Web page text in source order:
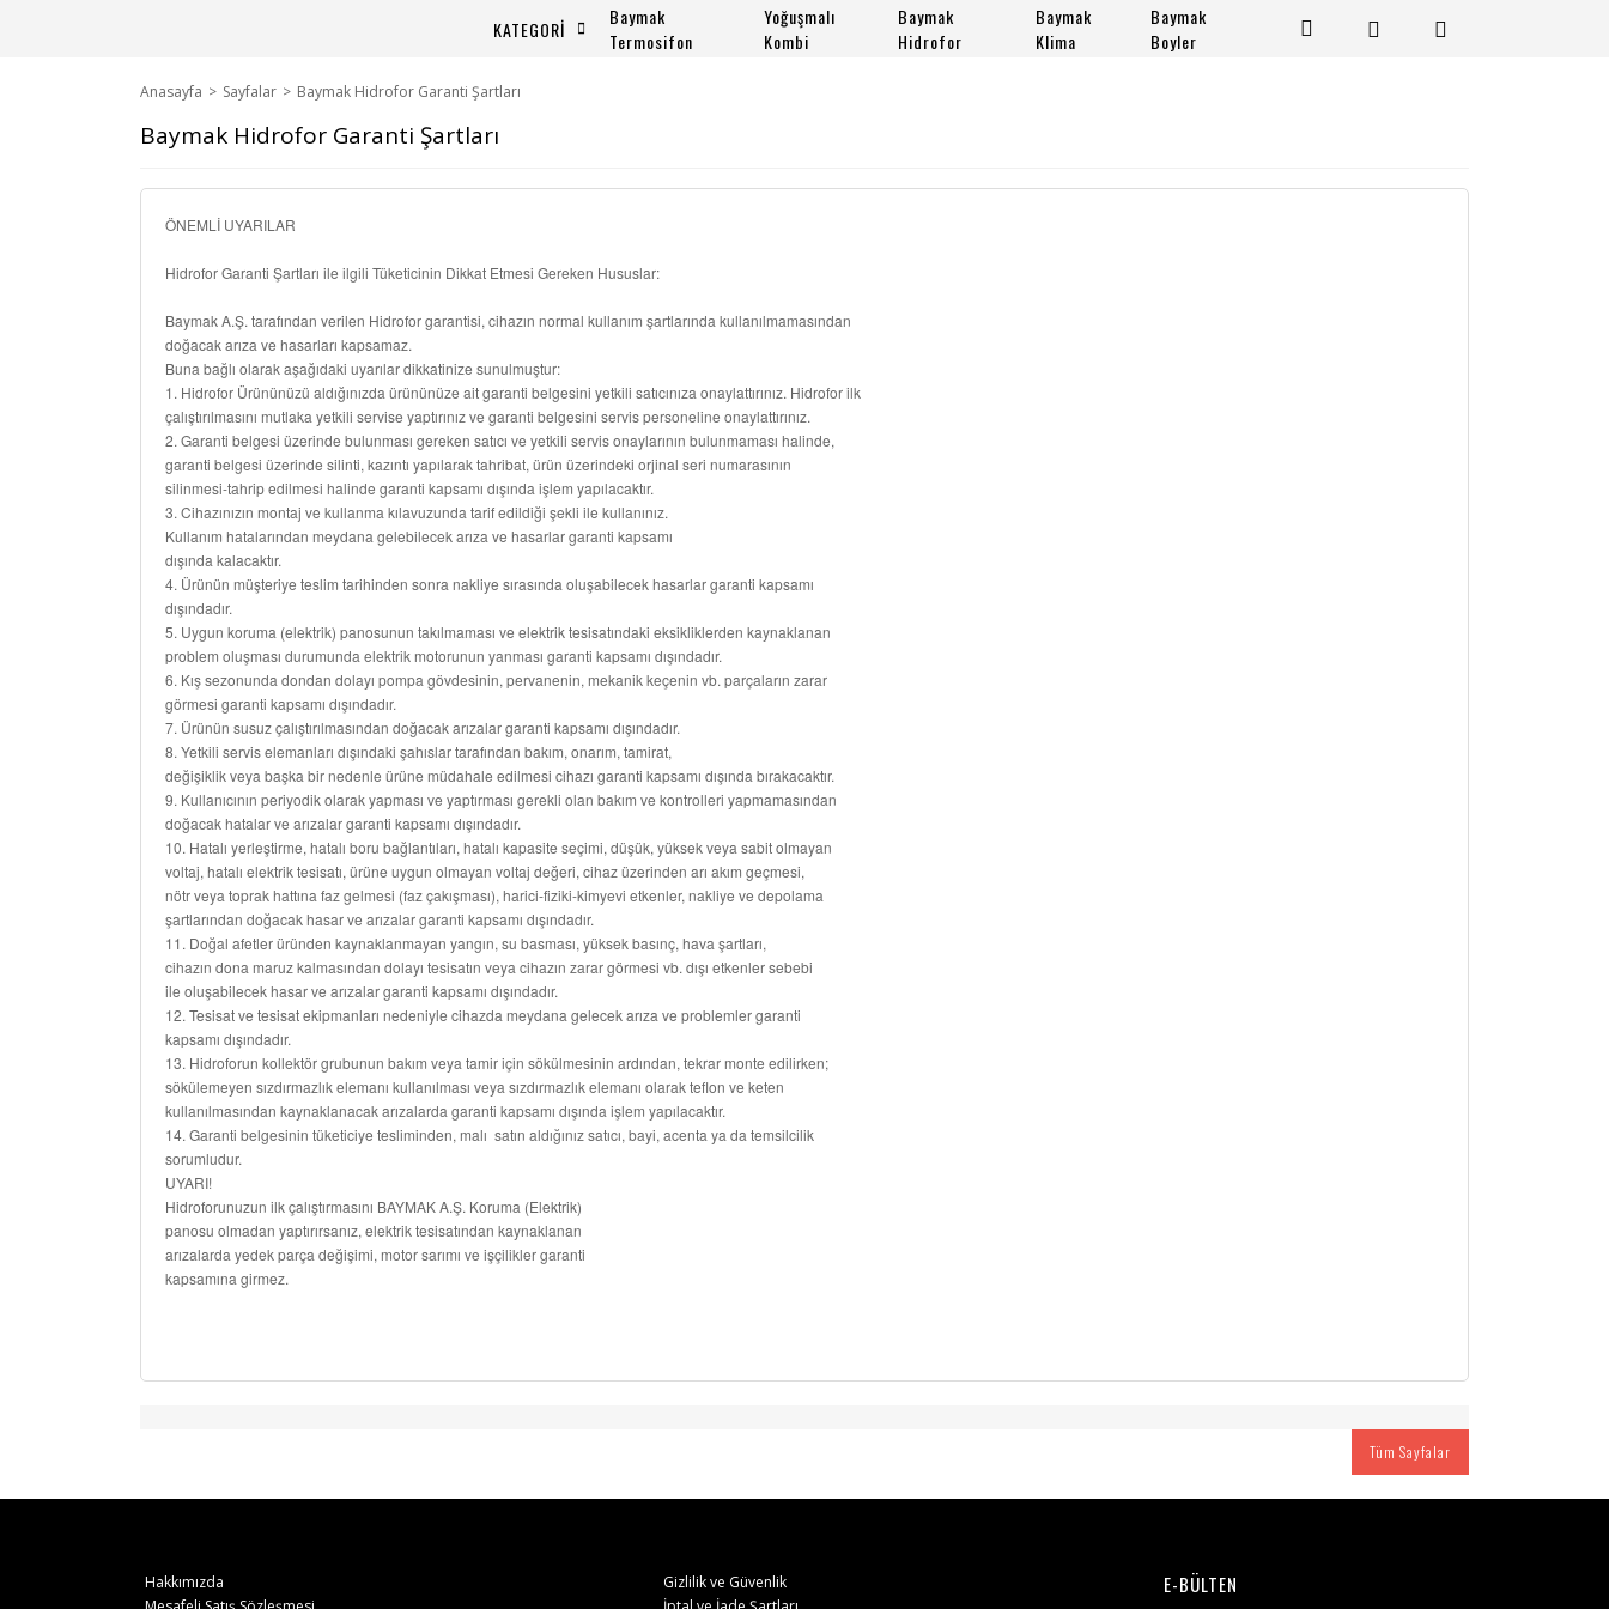
KATEGORİ
Baymak
Termosifon
Yoğuşmalı
Kombi
Baymak
Hidrofor
Baymak
Klima
Baymak
Boyler
Anasayfa Sayfalar Baymak Hidrofor Garanti Şartları
Baymak Hidrofor Garanti Şartları
ÖNEMLİ UYARILAR
Hidrofor Garanti Şartları ile ilgili Tüketicinin Dikkat Etmesi Gereken Hususlar:
Baymak A.Ş. tarafından verilen Hidrofor garantisi, cihazın normal kullanım şartlarında kullanılmamasından
doğacak arıza ve hasarları kapsamaz.
Buna bağlı olarak aşağıdaki uyarılar dikkatinize sunulmuştur:
1. Hidrofor Ürününüzü aldığınızda ürününüze ait garanti belgesini yetkili satıcınıza onaylattırınız. Hidrofor ilk
çalıştırılmasını mutlaka yetkili servise yaptırınız ve garanti belgesini servis personeline onaylattırınız.
2. Garanti belgesi üzerinde bulunması gereken satıcı ve yetkili servis onaylarının bulunmaması halinde,
garanti belgesi üzerinde silinti, kazıntı yapılarak tahribat, ürün üzerindeki orjinal seri numarasının
silinmesi-tahrip edilmesi halinde garanti kapsamı dışında işlem yapılacaktır.
3. Cihazınızın montaj ve kullanma kılavuzunda tarif edildiği şekli ile kullanınız.
Kullanım hatalarından meydana gelebilecek arıza ve hasarlar garanti kapsamı
dışında kalacaktır.
4. Ürünün müşteriye teslim tarihinden sonra nakliye sırasında oluşabilecek hasarlar garanti kapsamı
dışındadır.
5. Uygun koruma (elektrik) panosunun takılmaması ve elektrik tesisatındaki eksikliklerden kaynaklanan
problem oluşması durumunda elektrik motorunun yanması garanti kapsamı dışındadır.
6. Kış sezonunda dondan dolayı pompa gövdesinin, pervanenin, mekanik keçenin vb. parçaların zarar
görmesi garanti kapsamı dışındadır.
7. Ürünün susuz çalıştırılmasından doğacak arızalar garanti kapsamı dışındadır.
8. Yetkili servis elemanları dışındaki şahıslar tarafından bakım, onarım, tamirat,
değişiklik veya başka bir nedenle ürüne müdahale edilmesi cihazı garanti kapsamı dışında bırakacaktır.
9. Kullanıcının periyodik olarak yapması ve yaptırması gerekli olan bakım ve kontrolleri yapmamasından
doğacak hatalar ve arızalar garanti kapsamı dışındadır.
10. Hatalı yerleştirme, hatalı boru bağlantıları, hatalı kapasite seçimi, düşük, yüksek veya sabit olmayan
voltaj, hatalı elektrik tesisatı, ürüne uygun olmayan voltaj değeri, cihaz üzerinden arı akım geçmesi,
nötr veya toprak hattına faz gelmesi (faz çakışması), harici-fiziki-kimyevi etkenler, nakliye ve depolama
şartlarından doğacak hasar ve arızalar garanti kapsamı dışındadır.
11. Doğal afetler üründen kaynaklanmayan yangın, su basması, yüksek basınç, hava şartları,
cihazın dona maruz kalmasından dolayı tesisatın veya cihazın zarar görmesi vb. dışı etkenler sebebi
ile oluşabilecek hasar ve arızalar garanti kapsamı dışındadır.
12. Tesisat ve tesisat ekipmanları nedeniyle cihazda meydana gelecek arıza ve problemler garanti
kapsamı dışındadır.
13. Hidroforun kollektör grubunun bakım veya tamir için sökülmesinin ardından, tekrar monte edilirken;
sökülemeyen sızdırmazlık elemanı kullanılması veya sızdırmazlık elemanı olarak teflon ve keten
kullanılmasından kaynaklanacak arızalarda garanti kapsamı dışında işlem yapılacaktır.
14. Garanti belgesinin tüketiciye tesliminden, malı satın aldığınız satıcı, bayi, acenta ya da temsilcilik
sorumludur.
UYARI!
Hidroforunuzun ilk çalıştırmasını BAYMAK A.Ş. Koruma (Elektrik)
panosu olmadan yaptırırsanız, elektrik tesisatından kaynaklanan
arızalarda yedek parça değişimi, motor sarımı ve işçilikler garanti
kapsamına girmez.
Tüm Sayfalar
Hakkımızda
Gizlilik ve Güvenlik
E-BÜLTEN